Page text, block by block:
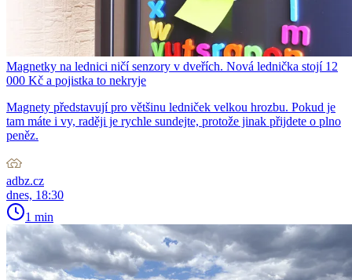
Magnetky na lednici ničí senzory v dveřích. Nová lednička stojí 12
000 Kč a pojistka to nekryje
Magnety představují pro většinu ledniček velkou hrozbu. Pokud je
tam máte i vy, raději je rychle sundejte, protože jinak přijdete o plno
peněz.
adbz.cz
dnes, 18:30
1 min